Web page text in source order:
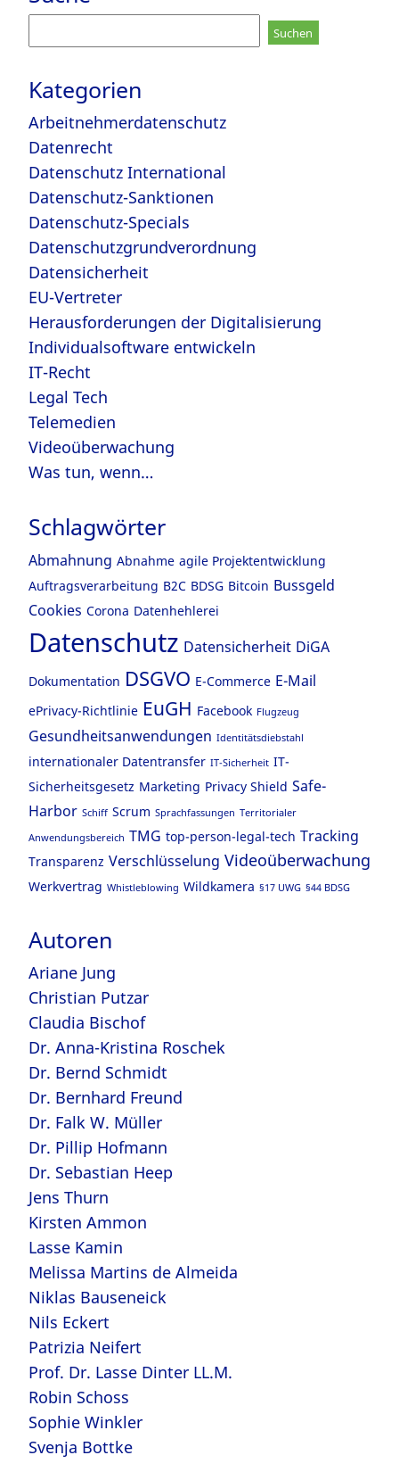
nach:
Kategorien
Arbeitnehmerdatenschutz
Datenrecht
Datenschutz International
Datenschutz-Sanktionen
Datenschutz-Specials
Datenschutzgrundverordnung
Datensicherheit
EU-Vertreter
Herausforderungen der Digitalisierung
Individualsoftware entwickeln
IT-Recht
Legal Tech
Telemedien
Videoüberwachung
Was tun, wenn…
Schlagwörter
Abmahnung Abnahme agile Projektentwicklung
Auftragsverarbeitung B2C BDSG Bitcoin Bussgeld
Cookies Corona Datenhehlerei
Datenschutz Datensicherheit DiGA
Dokumentation DSGVO E-Commerce E-Mail
ePrivacy-Richtlinie EuGH Facebook Flugzeug
Gesundheitsanwendungen Identitätsdiebstahl
internationaler Datentransfer IT-Sicherheit IT-
Sicherheitsgesetz Marketing Privacy Shield Safe-
Harbor Schiff Scrum Sprachfassungen Territorialer
Anwendungsbereich TMG top-person-legal-tech Tracking
Transparenz Verschlüsselung Videoüberwachung
Werkvertrag Whistleblowing Wildkamera §17 UWG §44 BDSG
Autoren
Ariane Jung
Christian Putzar
Claudia Bischof
Dr. Anna-Kristina Roschek
Dr. Bernd Schmidt
Dr. Bernhard Freund
Dr. Falk W. Müller
Dr. Pillip Hofmann
Dr. Sebastian Heep
Jens Thurn
Kirsten Ammon
Lasse Kamin
Melissa Martins de Almeida
Niklas Bauseneick
Nils Eckert
Patrizia Neifert
Prof. Dr. Lasse Dinter LL.M.
Robin Schoss
Sophie Winkler
Svenja Bottke